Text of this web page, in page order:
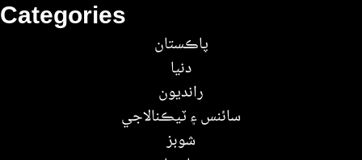
Categories
پاڪستان
دنيا
رانديون
سائنس ۽ ٽيڪنالاجي
شوبز